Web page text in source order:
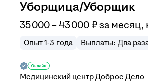
Уборщица/Уборщик
35 000–43 000 ₽ за месяц,
Опыт 1-3 года Выплаты: Два
Медицинский центр Доброе Дело